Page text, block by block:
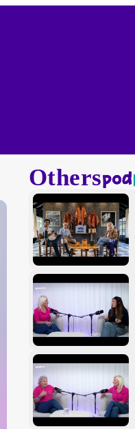
Others